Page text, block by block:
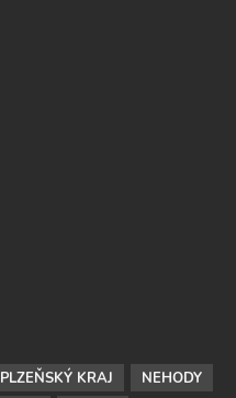
PLZEŇSKÝ KRAJ
NEHODY